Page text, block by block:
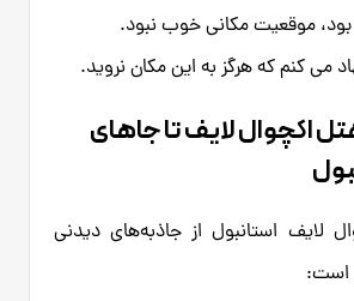
بود، موقعیت مکانی خوب نبود.
می کنم که هرگز به این مکان نروید.
اکچوال لایف تا جاهای
لایف استانبول از جاذبه‌های دیدنی
است: